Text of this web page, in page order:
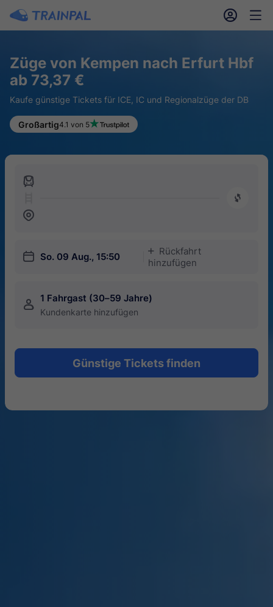
󱎓 󱒨
Züge von Kempen nach Erfurt Hbf
ab 73,37 €
Kaufe günstige Tickets für ICE, IC und Regionalzüge der DB
Großartig4.1 von 5
󱍉
󰿠
󱒣
󱎗 So. 09 Aug., 15:50
󱅇
Rückfahrt
hinzufügen
󱍂 1 Fahrgast (30–59 Jahre)
Kundenkarte hinzufügen
Günstige Tickets finden